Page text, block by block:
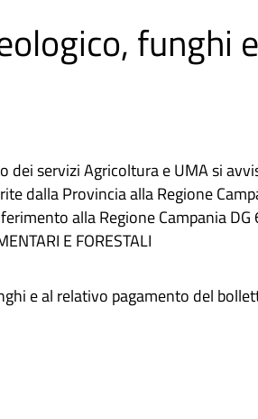
funghi e
servizi Agricoltura e UMA si
dalla Provincia alla Regione
alla Regione Campania DG
E FORESTALI
e al relativo pagamento del